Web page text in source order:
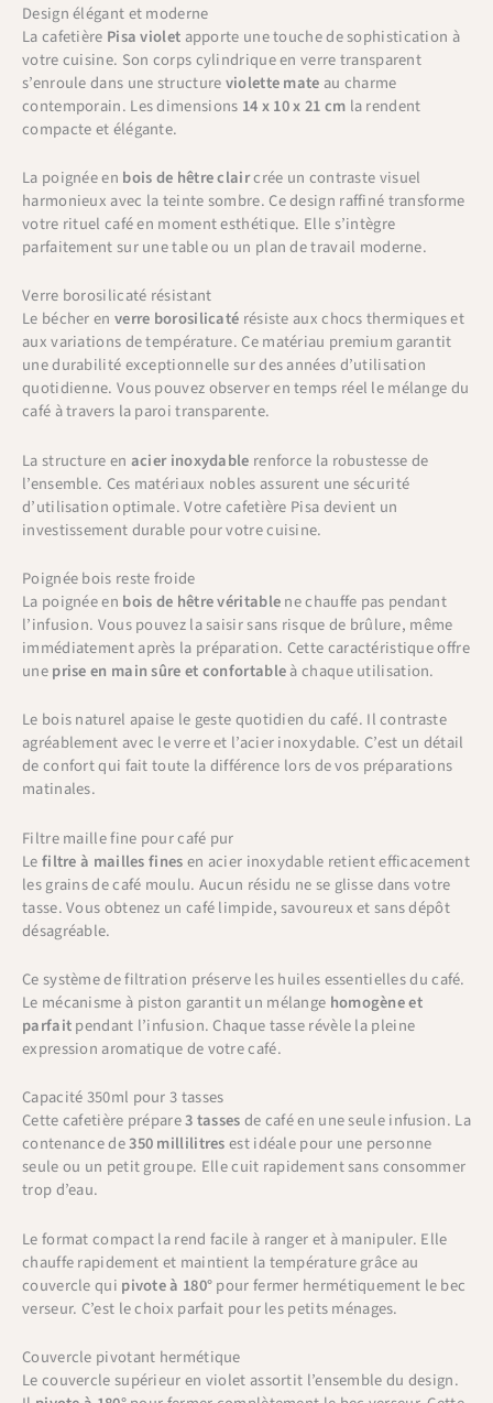
Design élégant et moderne
La cafetière Pisa violetapporte une touche de sophistication à
votre cuisine. Son corps cylindrique en verre transparent
s’enroule dans une structureviolette mateau charme
contemporain. Les dimensions 14 x 10 x 21 cm la rendent
compacte et élégante.
La poignée en bois de hêtre claircrée un contraste visuel
harmonieux avec la teinte sombre. Ce design raffiné transforme
votre rituel café en moment esthétique. Elle s’intègre
parfaitement sur une table ou un plan de travail moderne.
Verre borosilicaté résistant
Le bécher en verre borosilicaté résiste aux chocs thermiques et
aux variations de température. Ce matériau premium garantit
une durabilité exceptionnelle sur des années d’utilisation
quotidienne. Vous pouvez observer en temps réel le mélange du
café à travers la paroi transparente.
La structure en acier inoxydable renforce la robustesse de
l’ensemble. Ces matériaux nobles assurent une sécurité
d’utilisation optimale. Votre cafetière Pisa devient un
investissement durable pour votre cuisine.
Poignée bois reste froide
La poignée en bois de hêtre véritablene chauffe pas pendant
l’infusion. Vous pouvez la saisir sans risque de brûlure, même
immédiatement après la préparation. Cette caractéristique offre
uneprise en main sûre et confortableà chaque utilisation.
Le bois naturel apaise le geste quotidien du café. Il contraste
agréablement avec le verre et l’acier inoxydable. C’est un détail
de confort qui fait toute la différence lors de vos préparations
matinales.
Filtre maille fine pour café pur
Lefiltre à mailles finesen acier inoxydable retient efficacement
les grains de café moulu. Aucun résidu ne se glisse dans votre
tasse. Vous obtenez un café limpide, savoureux et sans dépôt
désagréable.
Ce système de filtration préserve les huiles essentielles du café.
Le mécanisme à piston garantit un mélange homogène et
parfaitpendant l’infusion. Chaque tasse révèle la pleine
expression aromatique de votre café.
Capacité 350ml pour 3 tasses
Cette cafetière prépare3 tassesde café en une seule infusion. La
contenance de350 millilitresest idéale pour une personne
seule ou un petit groupe. Elle cuit rapidement sans consommer
trop d’eau.
Le format compact la rend facile à ranger et à manipuler. Elle
chauffe rapidement et maintient la température grâce au
couvercle qui pivote à 180°pour fermer hermétiquement le bec
verseur. C’est le choix parfait pour les petits ménages.
Couvercle pivotant hermétique
Le couvercle supérieur en violet assortit l’ensemble du design.